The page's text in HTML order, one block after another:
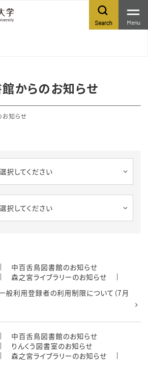
Search Menu
からのお知らせ
お知らせ
選択してください
選択してください
中百舌鳥図書館のお知らせ
森之宮ライブラリーのお知らせ
一般利用登録者の利用制限について（7月
中百舌鳥図書館のお知らせ
りんくう図書室のお知らせ
森之宮ライブラリーのお知らせ